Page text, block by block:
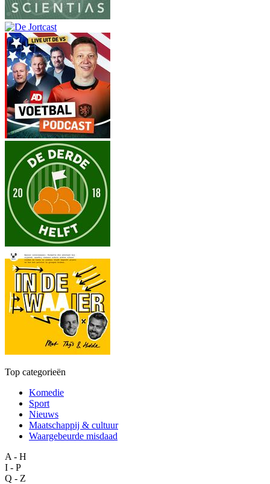
Top categorieën
Komedie
Sport
Nieuws
Maatschappij & cultuur
Waargebeurde misdaad
A - H
I - P
Q - Z